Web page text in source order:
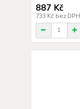
887 Kč
733 Kč bez DPH